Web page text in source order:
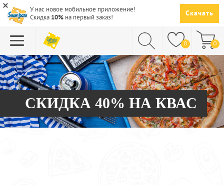
У нас новое мобильное приложение!
Скидка 10% на первый заказ! Скачать
0 0
ПИЦЦА
СУШИ
СКИДКА 40% НА КВАС